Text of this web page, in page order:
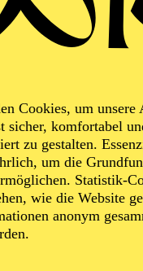
Cookies, um unsere
sicher, komfortabel
zu gestalten.
um die
Statistik-
wie die Website
anonym
Uraufführung
of
Reality-
Senkl, Phil
Bussmann
Teona Galgoțius „I
if I imagine it is